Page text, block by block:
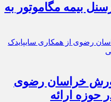
بیمه مگاموتور به
خراسان رضوی
حوزه ارائه